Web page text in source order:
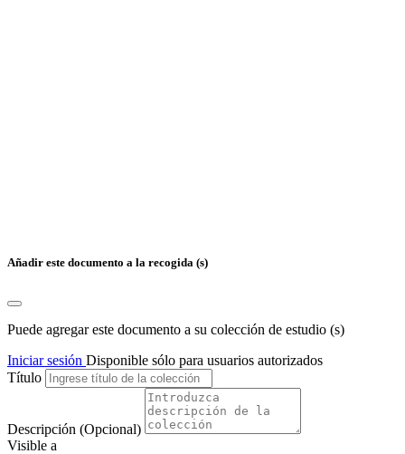
Añadir este documento a la recogida (s)
Puede agregar este documento a su colección de estudio (s)
Iniciar sesión Disponible sólo para usuarios autorizados
Título
Descripción (Opcional)
Visible a